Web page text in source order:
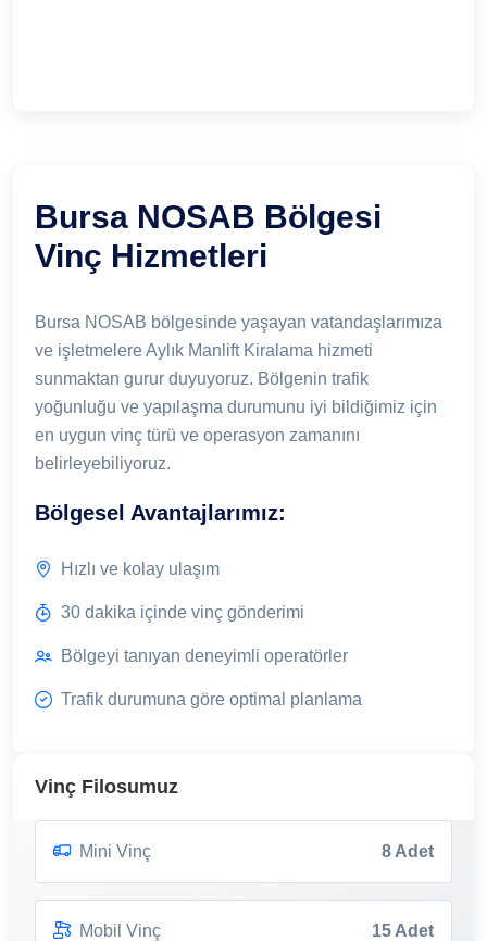
Bursa NOSAB Bölgesi
Vinç Hizmetleri
Bursa NOSAB bölgesinde yaşayan vatandaşlarımıza
ve işletmelere Aylık Manlift Kiralama hizmeti
sunmaktan gurur duyuyoruz. Bölgenin trafik
yoğunluğu ve yapılaşma durumunu iyi bildiğimiz için
en uygun vinç türü ve operasyon zamanını
belirleyebiliyoruz.
Bölgesel Avantajlarımız:
Hızlı ve kolay ulaşım
30 dakika içinde vinç gönderimi
Bölgeyi tanıyan deneyimli operatörler
Trafik durumuna göre optimal planlama
Vinç Filosumuz
Mini Vinç 8 Adet
Mobil Vinç 15 Adet